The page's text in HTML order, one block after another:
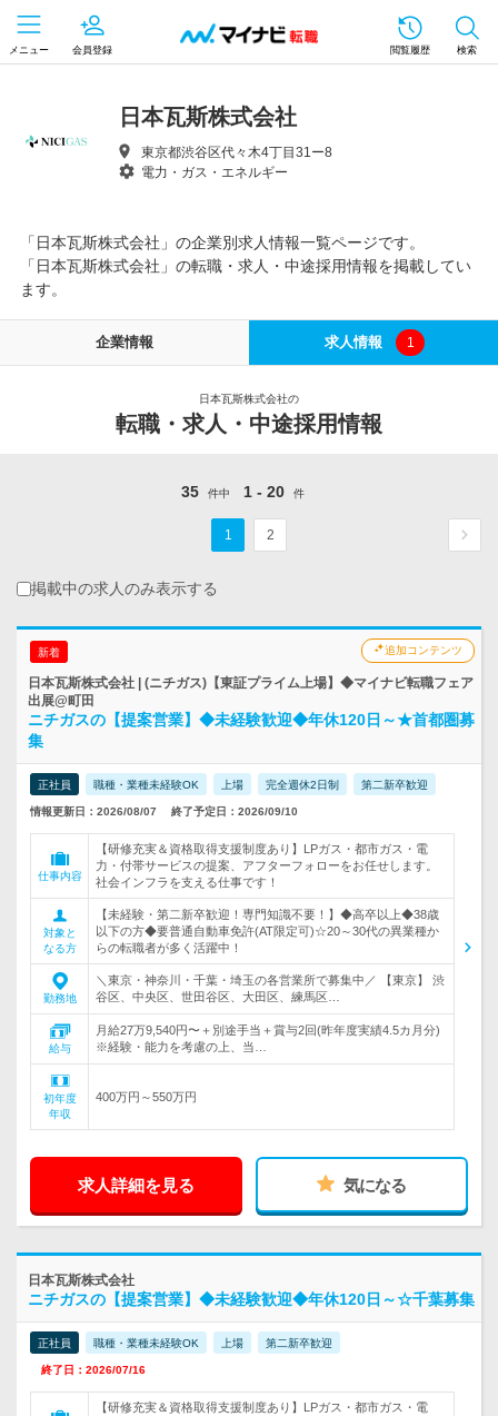
メニュー 会員登録 閲覧履歴 検索
日本瓦斯株式会社
東京都渋谷区代々木4丁目31ー8
電力・ガス・エネルギー
「日本瓦斯株式会社」の企業別求人情報一覧ページです。
「日本瓦斯株式会社」の転職・求人・中途採用情報を掲載してい
ます。
企業情報 求人情報 1
日本瓦斯株式会社の
転職・求人・中途採用情報
35 件中 1 - 20 件
1 2
掲載中の求人のみ表示する
新着 追加コンテンツ
日本瓦斯株式会社 | (ニチガス)【東証プライム上場】◆マイナビ転職フェア
出展@町田
ニチガスの【提案営業】◆未経験歓迎◆年休120日～★首都圏募
集
正社員 職種・業種未経験OK 上場 完全週休2日制 第二新卒歓迎
情報更新日：2026/08/07 終了予定日：2026/09/10
仕事内容
【研修充実＆資格取得支援制度あり】LPガス・都市ガス・電
力・付帯サービスの提案、アフターフォローをお任せします。
社会インフラを支える仕事です！
対象と
なる方
【未経験・第二新卒歓迎！専門知識不要！】◆高卒以上◆38歳
以下の方◆要普通自動車免許(AT限定可)☆20～30代の異業種か
らの転職者が多く活躍中！
勤務地
＼東京・神奈川・千葉・埼玉の各営業所で募集中／ 【東京】 渋
谷区、中央区、世田谷区、大田区、練馬区…
給与
月給27万9,540円〜＋別途手当＋賞与2回(昨年度実績4.5カ月分)
※経験・能力を考慮の上、当…
初年度
年収
400万円～550万円
求人詳細を見る 気になる
日本瓦斯株式会社
ニチガスの【提案営業】◆未経験歓迎◆年休120日～☆千葉募集
正社員 職種・業種未経験OK 上場 第二新卒歓迎
終了日：2026/07/16
【研修充実＆資格取得支援制度あり】LPガス・都市ガス・電